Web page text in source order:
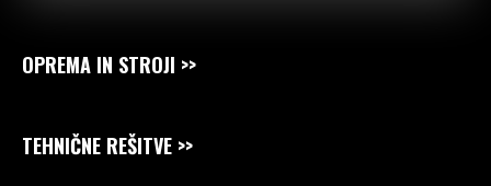
OPREMA IN STROJI
TEHNIČNE REŠITVE